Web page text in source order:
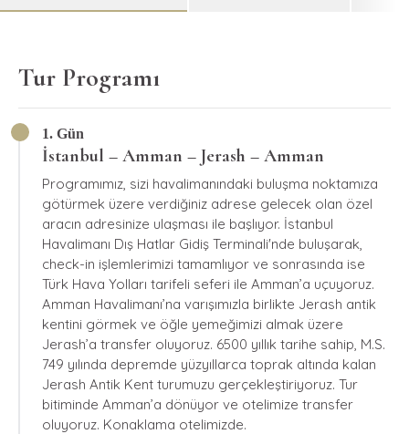
Tur Programı
1. Gün
İstanbul – Amman – Jerash – Amman
Programımız, sizi havalimanındaki buluşma noktamıza
götürmek üzere verdiğiniz adrese gelecek olan özel
aracın adresinize ulaşması ile başlıyor. İstanbul
Havalimanı Dış Hatlar Gidiş Terminali'nde buluşarak,
check-in işlemlerimizi tamamlıyor ve sonrasında ise
Türk Hava Yolları tarifeli seferi ile Amman’a uçuyoruz.
Amman Havalimanı’na varışımızla birlikte Jerash antik
kentini görmek ve öğle yemeğimizi almak üzere
Jerash’a transfer oluyoruz. 6500 yıllık tarihe sahip, M.S.
749 yılında depremde yüzyıllarca toprak altında kalan
Jerash Antik Kent turumuzu gerçekleştiriyoruz. Tur
bitiminde Amman’a dönüyor ve otelimize transfer
oluyoruz. Konaklama otelimizde.